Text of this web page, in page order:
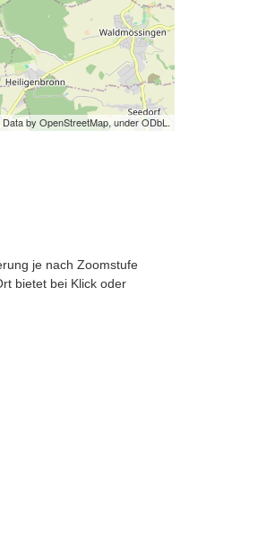
by OpenStreetMap, under ODbL.
je nach Zoomstufe
bietet bei Klick oder